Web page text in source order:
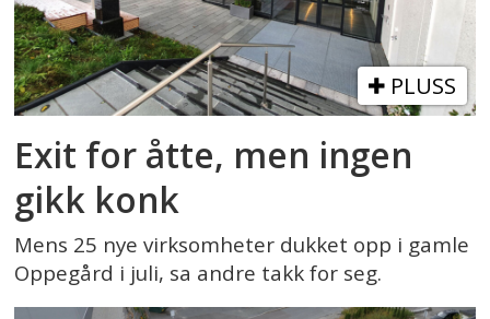
PLUSS
Exit for åtte, men ingen
gikk konk
Mens 25 nye virksomheter dukket opp i gamle
Oppegård i juli, sa andre takk for seg.